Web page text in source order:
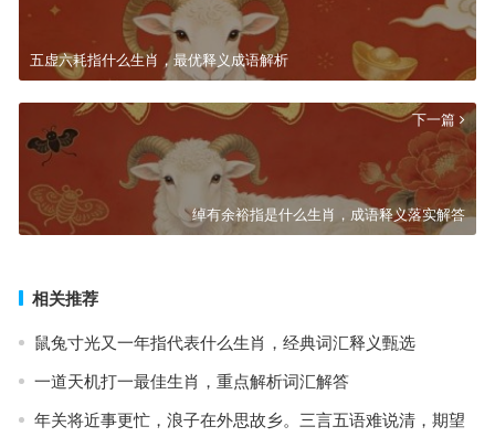
五虚六耗指什么生肖，最优释义成语解析
下一篇
绰有余裕指是什么生肖，成语释义落实解答
相关推荐
鼠兔寸光又一年指代表什么生肖，经典词汇释义甄选
一道天机打一最佳生肖，重点解析词汇解答
年关将近事更忙，浪子在外思故乡。三言五语难说清，期望